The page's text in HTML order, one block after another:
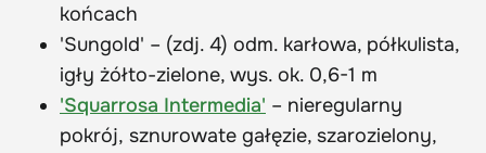
końcach
'Sungold' – (zdj. 4) odm. karłowa, półkulista,
igły żółto-zielone, wys. ok. 0,6-1 m
'Squarrosa Intermedia' – nieregularny
pokrój, sznurowate gałęzie, szarozielony,